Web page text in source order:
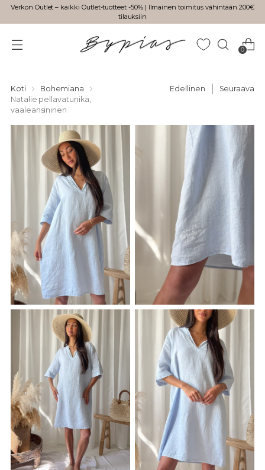
Verkon Outlet – kaikki Outlet-tuotteet -50% | Ilmainen toimitus vähintään 200€
tilauksiin
0
Koti
Bohemiana
Natalie pellavatunika,
vaaleansininen
Edellinen Seuraava